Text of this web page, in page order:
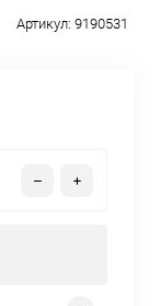
Артикул: 9190531